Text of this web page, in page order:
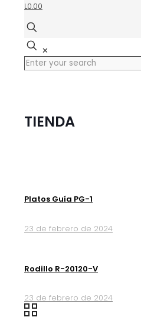
L0.00
✕
TIENDA
Platos Guía PG-1
23 de febrero de 2024
Rodillo R-20120-V
23 de febrero de 2024